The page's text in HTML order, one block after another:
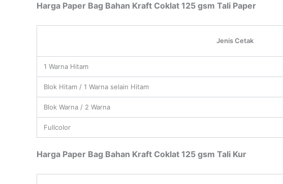
Harga Paper Bag Bahan Kraft Coklat 125 gsm Tali Paper
Jenis Cetak
1 Warna Hitam
Blok Hitam / 1 Warna selain Hitam
Blok Warna / 2 Warna
Fullcolor
Harga Paper Bag Bahan Kraft Coklat 125 gsm Tali Kur